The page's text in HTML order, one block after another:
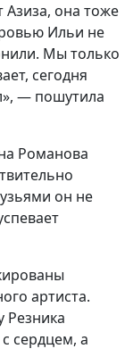
она тоже
Ильи не
Мы только
сегодня
— пошутила
Романова
он не
артиста.
Резника
сердцем, а